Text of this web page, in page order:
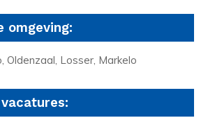
omgeving:
Oldenzaal, Losser, Markelo